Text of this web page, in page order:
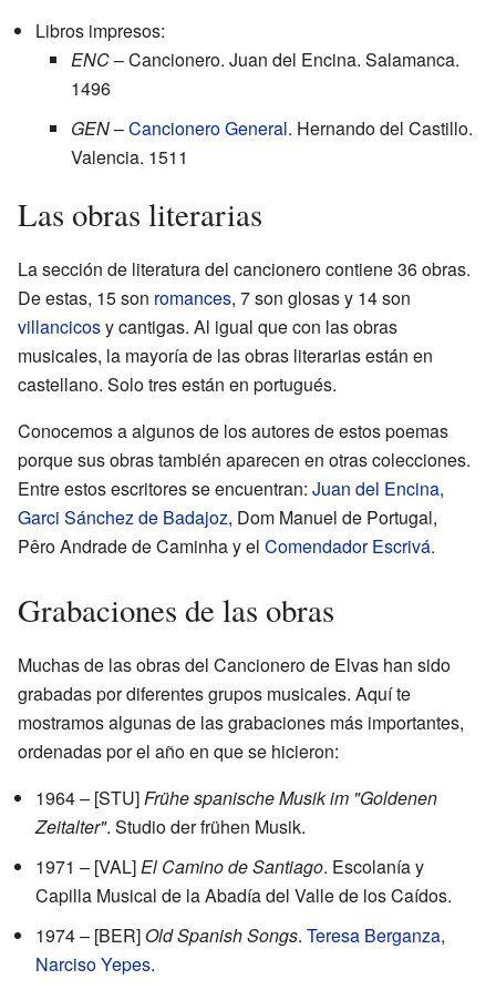
Libros impresos:
ENC– Cancionero. Juan del Encina. Salamanca.
1496
GEN–Cancionero General. Hernando del Castillo.
Valencia. 1511
Las obras literarias
La sección de literatura del cancionero contiene 36 obras.
De estas, 15 son romances, 7 son glosas y 14 son
villancicosy cantigas. Al igual que con las obras
musicales, la mayoría de las obras literarias están en
castellano. Solo tres están en portugués.
Conocemos a algunos de los autores de estos poemas
porque sus obras también aparecen en otras colecciones.
Entre estos escritores se encuentran: Juan del Encina,
Garci Sánchez de Badajoz, Dom Manuel de Portugal,
Pêro Andrade de Caminha y el Comendador Escrivá.
Grabaciones de las obras
Muchas de las obras del Cancionero de Elvas han sido
grabadas por diferentes grupos musicales. Aquí te
mostramos algunas de las grabaciones más importantes,
ordenadas por el año en que se hicieron:
1964 – [STU]Frühe spanische Musik im "Goldenen
Zeitalter". Studio der frühen Musik.
1971 – [VAL]El Camino de Santiago. Escolanía y
Capilla Musical de la Abadía del Valle de los Caídos.
1974 – [BER] Old Spanish Songs. Teresa Berganza,
Narciso Yepes.